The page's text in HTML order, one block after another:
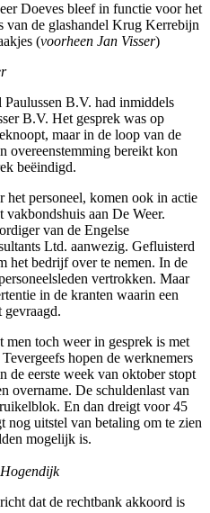
Doeves bleef in functie voor het
van de glashandel Krug Kerrebijn
(voorheen Jan Visser)
B.V. had inmiddels
B.V. Het gesprek was op
maar in de loop van de
overeenstemming bereikt kon
beëindigd.
het personeel, komen ook in actie
vakbondshuis aan De Weer.
van de Engelse
Ltd. aanwezig. Gefluisterd
het bedrijf over te nemen. In de
vertrokken. Maar
in de kranten waarin een
men toch weer in gesprek is met
hopen de werknemers
de eerste week van oktober stopt
overname. De schuldenlast van
En dan dreigt voor 45
nog uitstel van betaling om te zien
de schulden mogelijk is.
dat de rechtbank akkoord is